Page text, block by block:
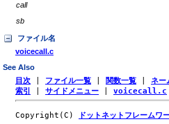
call
sb
ファイル名
voicecall.c
See Also
目次 ファイル一覧 関数一覧 ネー
索引
サイドメニュー voicecall.c
Copyright(C) ドットネットフレームワ